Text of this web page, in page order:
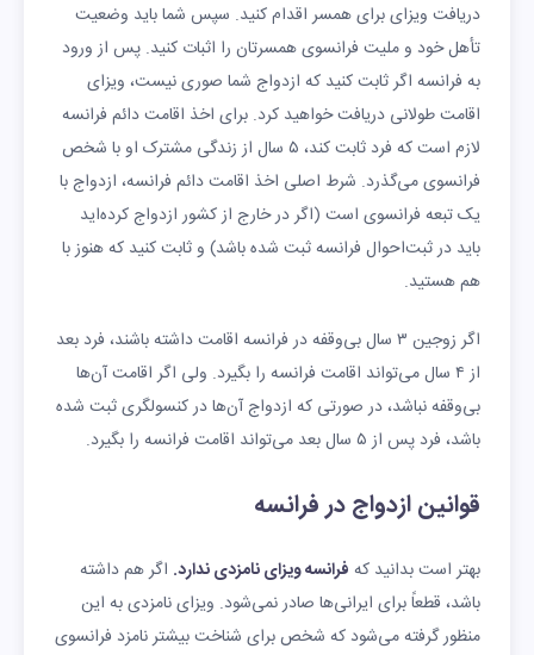
دریافت ویزای برای همسر اقدام کنید. سپس شما باید وضعیت
تأهل خود و ملیت فرانسوی همسرتان را اثبات کنید. پس از ورود
به فرانسه اگر ثابت کنید که ازدواج شما صوری نیست، ویزای
اقامت طولانی دریافت خواهید کرد. برای اخذ اقامت دائم فرانسه
لازم است که فرد ثابت کند، ۵ سال از زندگی مشترک او با شخص
فرانسوی می‌گذرد. شرط اصلی اخذ اقامت دائم فرانسه، ازدواج با
یک تبعه فرانسوی است (اگر در خارج از کشور ازدواج کرده‌اید
باید در ثبت‌احوال فرانسه ثبت شده باشد) و ثابت کنید که هنوز با
هم هستید.
اگر زوجین ۳ سال بی‌وقفه در فرانسه اقامت داشته باشند، فرد بعد
از ۴ سال می‌تواند اقامت فرانسه را بگیرد. ولی اگر اقامت آن‌ها
بی‌وقفه نباشد، در صورتی که ازدواج آن‌ها در کنسولگری ثبت شده
باشد، فرد پس از ۵ سال بعد می‌تواند اقامت فرانسه را بگیرد.
قوانین ازدواج در فرانسه
بهتر است بدانید که فرانسه ویزای نامزدی ندارد. اگر هم داشته
باشد، قطعاً برای ایرانی‌ها صادر نمی‌شود. ویزای نامزدی به این
منظور گرفته می‌شود که شخص برای شناخت بیشتر نامزد فرانسوی